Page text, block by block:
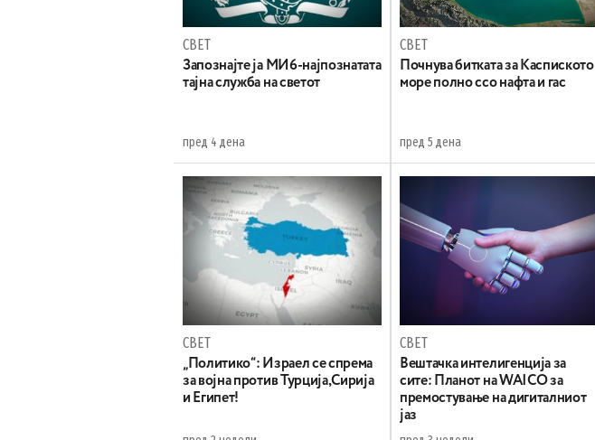
СВЕТ
Запознајте ја МИ6-најпознатата
тајна служба на светот
пред 4 дена
СВЕТ
Почнува битката за Каспиското
море полно ссо нафта и гас
пред 5 дена
СВЕТ
„Политико“: Израел се спрема
за војна против Турција,Сирија
и Египет!
СВЕТ
Вештачка интелигенција за
сите: Планот на WAICO за
премостување на дигиталниот
јаз